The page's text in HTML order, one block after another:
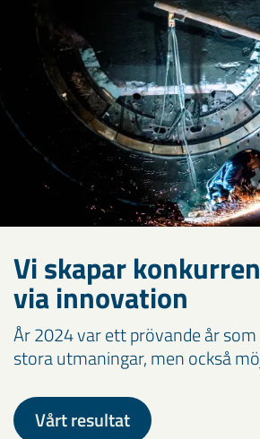
Vi skapar
via innovation
År 2024 var ett prövande år som
stora utmaningar, men också
Vårt resultat